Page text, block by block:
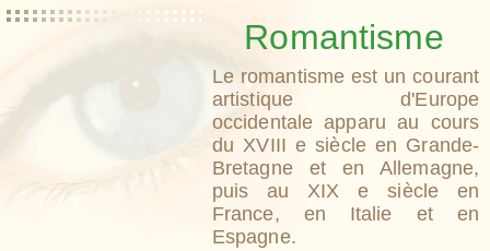
Romantisme
Le romantisme est un courant
artistique d'Europe
occidentale apparu au cours
du XVIII e siècle en Grande-
Bretagne et en Allemagne,
puis au XIX e siècle en
France, en Italie et en
Espagne.